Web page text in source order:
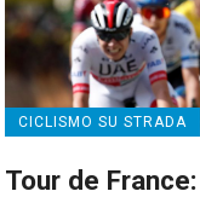
CICLISMO SU STRADA
Tour de